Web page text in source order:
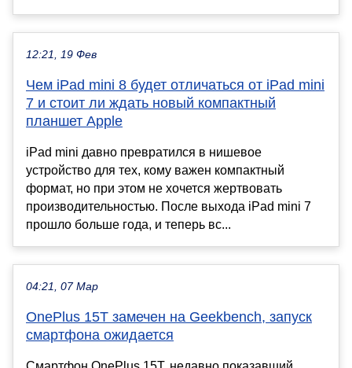
12:21, 19 Фев
Чем iPad mini 8 будет отличаться от iPad mini
7 и стоит ли ждать новый компактный
планшет Apple
iPad mini давно превратился в нишевое
устройство для тех, кому важен компактный
формат, но при этом не хочется жертвовать
производительностью. После выхода iPad mini 7
прошло больше года, и теперь вс...
04:21, 07 Мар
OnePlus 15T замечен на Geekbench, запуск
смартфона ожидается